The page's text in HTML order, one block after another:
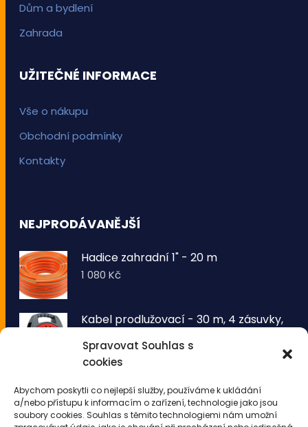
Spravovat Souhlas s
cookies
Abychom poskytli co nejlepší služby, používáme k ukládání
a/nebo přístupu k informacím o zařízení, technologie jako jsou
soubory cookies. Souhlas s těmito technologiemi nám umožní
Dům a bydlení
Zahrada
UŽITEČNÉ INFORMACE
Vše o nákupu
Obchodní podmínky
Kontakty
NEJPRODÁVANĚJŠÍ
Hadice zahradní 1" - 20 m
1 080Kč
Kabel prodlužovací - 30 m, 4 zásuvky,
1 260Kč
drátů 50 LED - teplá bílá
343Kč